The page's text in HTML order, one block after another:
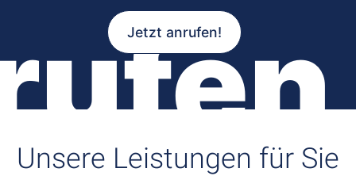
Jetzt anrufen!
Unsere Leistungen für Sie